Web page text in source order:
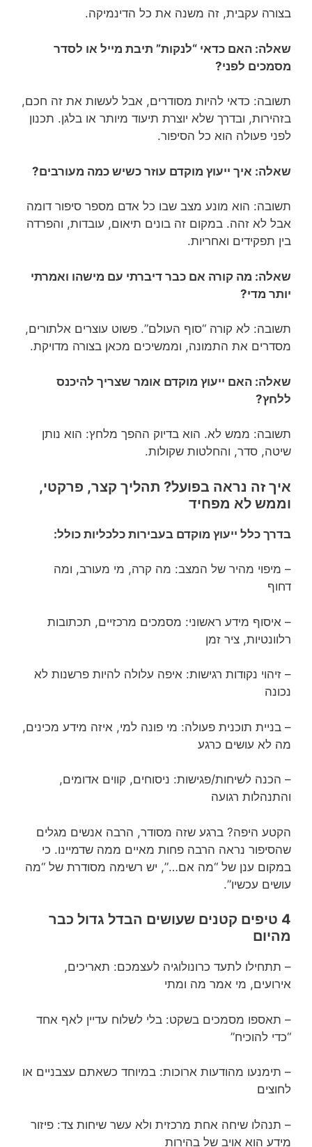
בצורה עקבית, זה משנה את כל הדינמיקה.
שאלה: האם כדאי “לנקות” תיבת מייל או לסדר
מסמכים לפני?
תשובה: כדאי להיות מסודרים, אבל לעשות את זה חכם,
בזהירות, ובדרך שלא יוצרת תיעוד מיותר או בלגן. תכנון
לפני פעולה הוא כל הסיפור.
שאלה: איך ייעוץ מוקדם עוזר כשיש כמה מעורבים?
תשובה: הוא מונע מצב שבו כל אדם מספר סיפור דומה
אבל לא זהה. במקום זה בונים תיאום, עובדות, והפרדה
בין תפקידים ואחריות.
שאלה: מה קורה אם כבר דיברתי עם מישהו ואמרתי
יותר מדי?
תשובה: לא קורה “סוף העולם”. פשוט עוצרים אלתורים,
מסדרים את התמונה, וממשיכים מכאן בצורה מדויקת.
שאלה: האם ייעוץ מוקדם אומר שצריך להיכנס
ללחץ?
תשובה: ממש לא. הוא בדיוק ההפך מלחץ: הוא נותן
שיטה, סדר, והחלטות שקולות.
איך זה נראה בפועל? תהליך קצר, פרקטי,
וממש לא מפחיד
בדרך כלל ייעוץ מוקדם בעבירות כלכליות כולל:
– מיפוי מהיר של המצב: מה קרה, מי מעורב, ומה
דחוף
– איסוף מידע ראשוני: מסמכים מרכזיים, תכתובות
רלוונטיות, ציר זמן
– זיהוי נקודות רגישות: איפה עלולה להיות פרשנות לא
נכונה
– בניית תוכנית פעולה: מי פונה למי, איזה מידע מכינים,
מה לא עושים כרגע
– הכנה לשיחות/פגישות: ניסוחים, קווים אדומים,
והתנהלות רגועה
הקטע היפה? ברגע שזה מסודר, הרבה אנשים מגלים
שהסיפור נראה הרבה פחות מאיים ממה שדמיינו. כי
במקום ענן של “מה אם…”, יש רשימה מסודרת של “מה
עושים עכשיו”.
4 טיפים קטנים שעושים הבדל גדול כבר
מהיום
– תתחילו לתעד כרונולוגיה לעצמכם: תאריכים,
אירועים, מי אמר מה ומתי
– תאספו מסמכים בשקט: בלי לשלוח עדיין לאף אחד
“כדי להוכיח”
– תימנעו מהודעות ארוכות: במיוחד כשאתם עצבניים או
לחוצים
– תנהלו שיחה אחת מרכזית ולא עשר שיחות צד: פיזור
מידע הוא אויב של בהירות